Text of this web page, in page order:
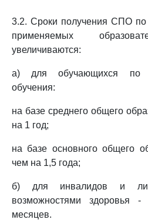
3.2. Сроки получения СПО
применяемых
увеличиваются:
а) для обучающихся по
обучения:
на базе среднего общего
на 1 год;
на базе основного общего
чем на 1,5 года;
б) для инвалидов и
возможностями
месяцев.